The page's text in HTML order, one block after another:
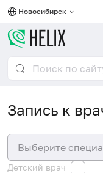
Новосибирск
Запись к
Выберите
Детский врач